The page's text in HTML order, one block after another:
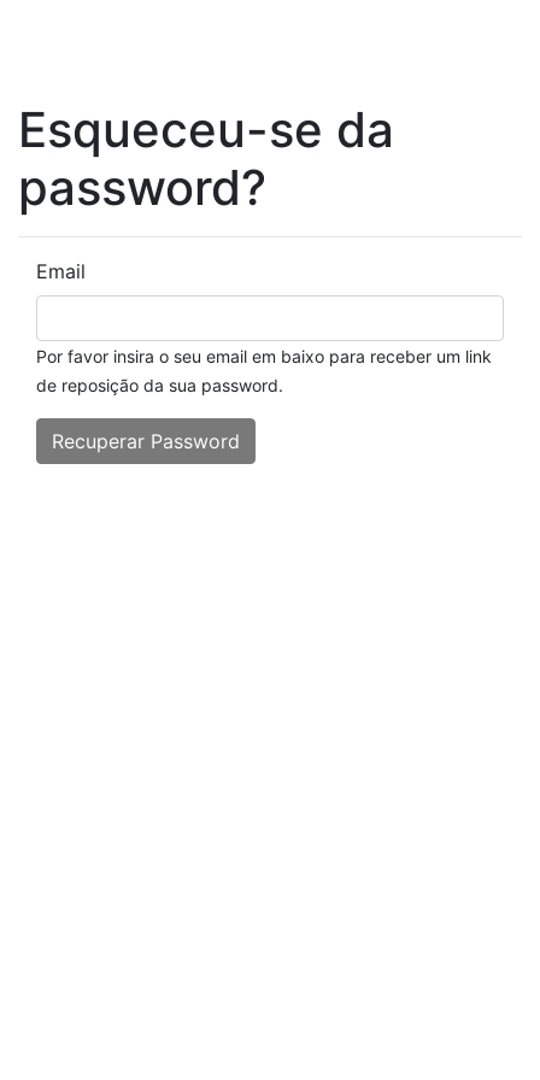
Esqueceu-se da
password?
Email
Por favor insira o seu email em baixo para receber um link
de reposição da sua password.